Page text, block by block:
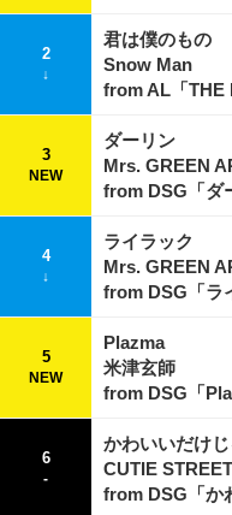
2
↓
君は僕のもの
Snow Man
from AL「THE
3
NEW
ダーリン
Mrs. GREEN
from DSG「ダ
4
↓
ライラック
Mrs. GREEN
from DSG「ラ
5
NEW
Plazma
米津玄師
from DSG「
6
-
かわいいだけ
CUTIE STREET
from DSG「か